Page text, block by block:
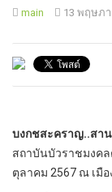
main 13 พฤษภ
บงกชสะคราญ..สา
สถาบันบัวราชมงคล
ตุลาคม 2567 ณ เมื